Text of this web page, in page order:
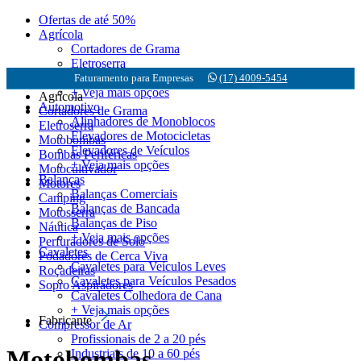
Ofertas de até 50%
Agrícola
Cortadores de Grama
Eletroserra
Motobombas
+ Veja mais opções
Automotivo
Alinhadores de Monoblocos
Elevadores de Motocicletas
Elevadores de Veículos
+ Veja mais opções
Balanças
Balanças Comerciais
Balanças de Bancada
Balanças de Piso
+ Veja mais opções
Cavaletes
Cavaletes para Veículos Leves
Cavaletes para Veículos Pesados
Cavaletes Colhedora de Cana
+ Veja mais opções
Compressor de Ar
Profissionais de 2 a 20 pés
Industriais de 10 a 60 pés
Faturamento para Empresas (17) 4009-5454
Agrícola
Cortadores de Grama
Eletroserra
Motobombas
Bombas Periféricas
Motocultivador
Motores
Camping
Motosserra
Náutica
Perfuradores de Solo
Podadores de Cerca Viva
Roçadeiras
Sopro Aspiradores
Fabricante